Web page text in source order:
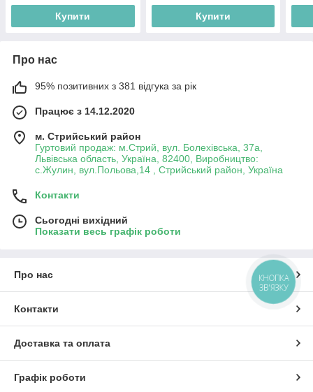
Купити Купити
Про нас
95% позитивних з 381 відгука за рік
Працює з 14.12.2020
м. Стрийський район
Гуртовий продаж: м.Стрий, вул. Болехівська, 37а,
Львівська область, Україна, 82400, Виробництво:
с.Жулин, вул.Польова,14 , Стрийський район, Україна
Контакти
Сьогодні вихідний
Показати весь графік роботи
Про нас
Контакти
Доставка та оплата
Графік роботи
КНОПКА
ЗВ'ЯЗКУ